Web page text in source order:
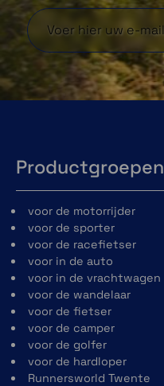
Productgroepen
voor de motorrijder
voor de sporter
voor de racefietser
voor in de auto
voor in de vrachtwagen
voor de wandelaar
voor de fietser
voor de camper
voor de golfer
voor de hardloper
Runnersworld Twente